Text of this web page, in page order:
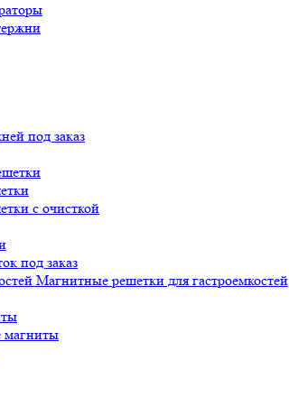
под заказ
с очисткой
под заказ
Магнитные решетки для гастроемкостей